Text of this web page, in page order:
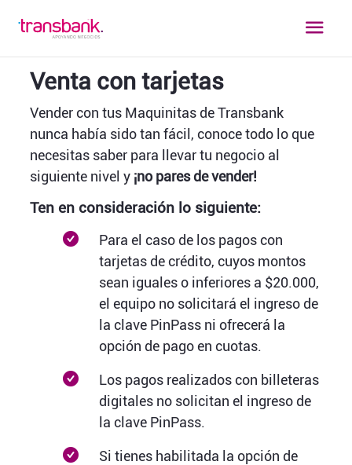
Venta con tarjetas
Vender con tus Maquinitas de Transbank
nunca había sido tan fácil, conoce todo lo que
necesitas saber para llevar tu negocio al
siguiente nivel y ¡no pares de vender!
Ten en consideración lo siguiente:
Para el caso de los pagos con
tarjetas de crédito, cuyos montos
sean iguales o inferiores a $20.000,
el equipo no solicitará el ingreso de
la clave PinPass ni ofrecerá la
opción de pago en cuotas.
Los pagos realizados con billeteras
digitales no solicitan el ingreso de
la clave PinPass.
Si tienes habilitada la opción de